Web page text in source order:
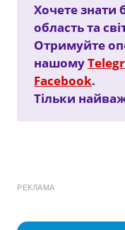
Хочете знати
область та
Отримуйте
нашому
Facebook.
Тільки
РЕКЛАМА